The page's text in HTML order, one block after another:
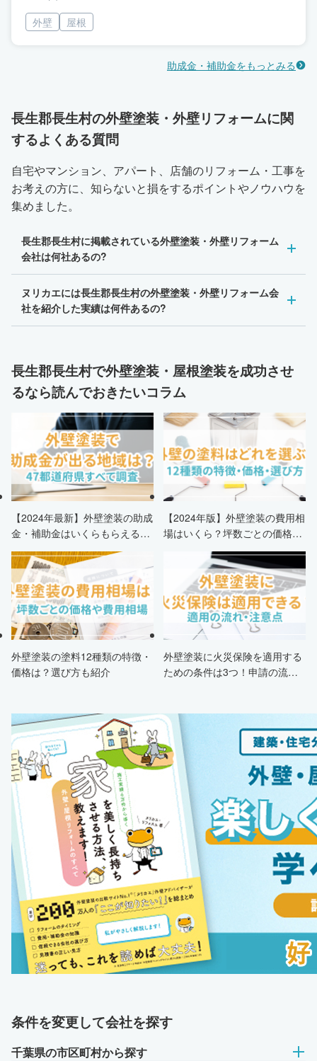
外壁
屋根
助成金・補助金をもっとみる
長生郡長生村の外壁塗装・外壁リフォームに関
するよくある質問
自宅やマンション、アパート、店舗のリフォーム・工事を
お考えの方に、知らないと損をするポイントやノウハウを
集めました。
長生郡長生村に掲載されている外壁塗装・外壁リフォーム
会社は何社あるの?
ヌリカエには長生郡長生村の外壁塗装・外壁リフォーム会
社を紹介した実績は何件あるの?
長生郡長生村で外壁塗装・屋根塗装を成功させ
るなら読んでおきたいコラム
【2024年最新】外壁塗装の助成
金・補助金はいくらもらえる？
申請条件・市区町村情報・安く
する方法も紹介！
【2024年版】外壁塗装の費用相
場はいくら？坪数ごとの価格も
外壁塗装の塗料12種類の特徴・
価格は？選び方も紹介
外壁塗装に火災保険を適用する
ための条件は3つ！申請の流
条件を変更して会社を探す
千葉県の市区町村から探す